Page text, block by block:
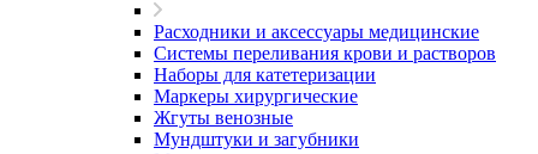
Расходники и аксессуары медицинские
Системы переливания крови и растворов
Наборы для катетеризации
Маркеры хирургические
Жгуты венозные
Мундштуки и загубники